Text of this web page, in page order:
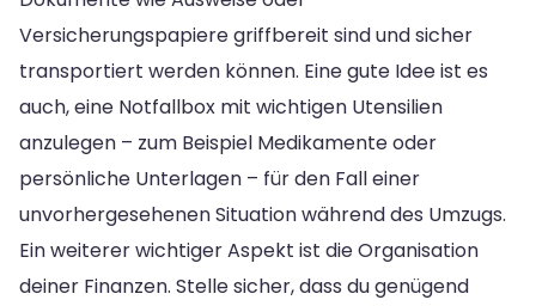
Versicherungspapiere griffbereit sind und sicher
transportiert werden können. Eine gute Idee ist es
auch, eine Notfallbox mit wichtigen Utensilien
anzulegen – zum Beispiel Medikamente oder
persönliche Unterlagen – für den Fall einer
unvorhergesehenen Situation während des Umzugs.
Ein weiterer wichtiger Aspekt ist die Organisation
deiner Finanzen. Stelle sicher, dass du genügend